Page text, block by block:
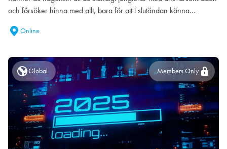
och försöker hinna med allt, bara för att i slutändan känna…
Online
Global Members Only